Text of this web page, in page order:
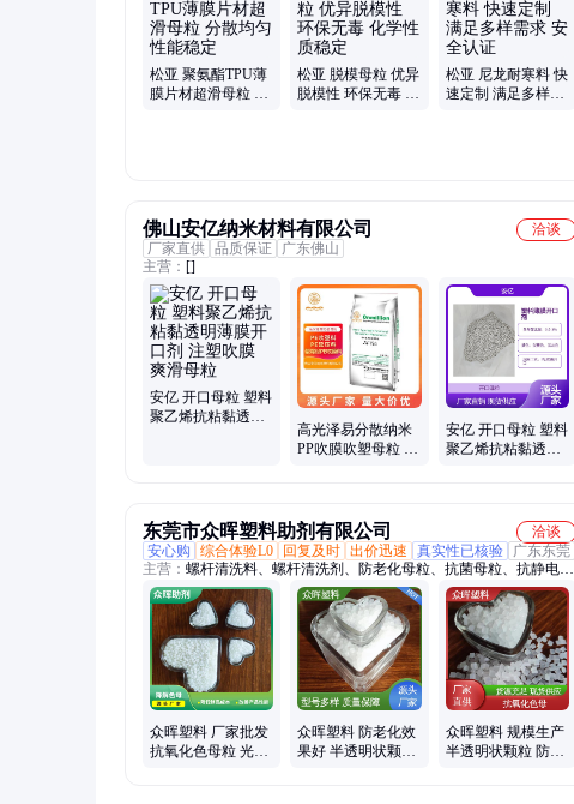
松亚 聚氨酯TPU薄
膜片材超滑母粒 分
松亚 脱模母粒 优异
脱模性 环保无毒 化
松亚 尼龙耐寒料 快
速定制 满足多样需
佛山安亿纳米材料有限公司
洽谈
厂家直供 品质保证
广东佛山
主营： []
安亿 开口母粒 塑料
聚乙烯抗粘黏透明
高光泽易分散纳米
PP吹膜吹塑母粒 硫
安亿 开口母粒 塑料
聚乙烯抗粘黏透明
东莞市众晖塑料助剂有限公司
洽谈
安心购
综合体验L0 回复及时 出价迅速 真实性已核验
广东东莞
主营： 螺杆清洗料、螺杆清洗剂、防老化母粒、抗菌母粒、抗静电母
粒、抗氧化母粒、色母粒、阻燃母粒、硅酮母粒、硅酮粉、增透母
粒、增刚母粒、开口母粒、降解母粒、消光母粒、哑光母粒、发泡
剂、防雾剂、防锈母粒、香味母粒、脱模母粒、增韧母粒、耐寒母
粒、微晶蜡、填充母粒
众晖塑料 厂家批发
抗氧化色母粒 光滑
众晖塑料 防老化效
果好 半透明状颗粒
众晖塑料 规模生产
半透明状颗粒 防老